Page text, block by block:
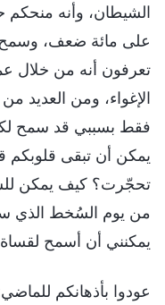
الشيطان، وأنه منحكم
على مائة ضعف، وسمح
تعرفون أنه من خلال
الإغواء، ومن العديد من
فقط بسببي قد سمح
يمكن أن تبقى قلوبكم
تحجّرت؟ كيف يمكن
من يوم السُخط الذي
يمكنني أن أسمح
عودوا بأذهانكم